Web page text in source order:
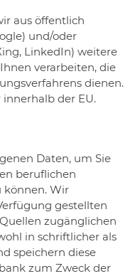
aus öffentlich
und/oder
LinkedIn) weitere
verarbeiten, die
dienen.
der EU.
Daten, um Sie
beruflichen
können. Wir
gestellten
zugänglichen
in schriftlicher als
speichern diese
zum Zweck der